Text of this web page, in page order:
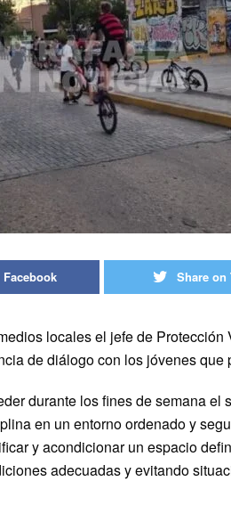
Share on
locales el jefe de
de diálogo con los jóvenes que
durante los fines de semana el
en un entorno ordenado y
y acondicionar un espacio
adecuadas y evitando